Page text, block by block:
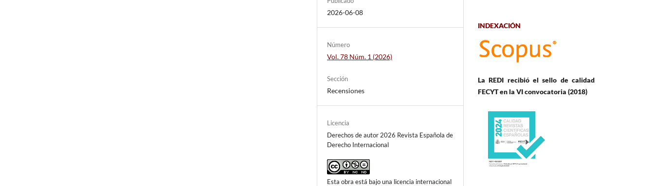
2026-06-08
Número
Vol. 78 Núm. 1 (2026)
Sección
Recensiones
Licencia
Derechos de autor 2026 Revista Española de
Derecho Internacional
Esta obra está bajo una licencia internacional
INDEXACIÓN
La REDI recibió el sello de calidad
FECYT en la VI convocatoria (2018)